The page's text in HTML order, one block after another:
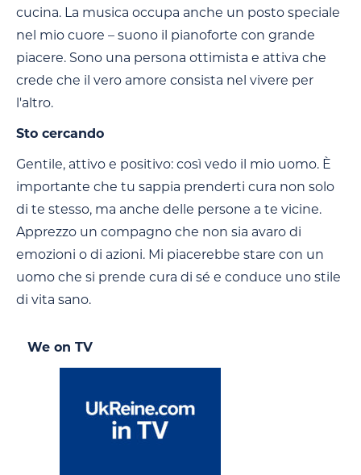
cucina. La musica occupa anche un posto speciale
nel mio cuore – suono il pianoforte con grande
piacere. Sono una persona ottimista e attiva che
crede che il vero amore consista nel vivere per
l'altro.
Sto cercando
Gentile, attivo e positivo: così vedo il mio uomo. È
importante che tu sappia prenderti cura non solo
di te stesso, ma anche delle persone a te vicine.
Apprezzo un compagno che non sia avaro di
emozioni o di azioni. Mi piacerebbe stare con un
uomo che si prende cura di sé e conduce uno stile
di vita sano.
We on TV